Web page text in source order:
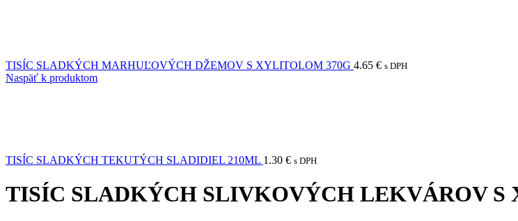
TISÍC SLADKÝCH MARHUĽOVÝCH DŽEMOV S XYLITOLOM 370G 4.65 € s DPH
Naspäť k produktom
TISÍC SLADKÝCH TEKUTÝCH SLADIDIEL 210ML 1.30 € s DPH
TISÍC SLADKÝCH SLIVKOVÝCH LEKVÁROV S